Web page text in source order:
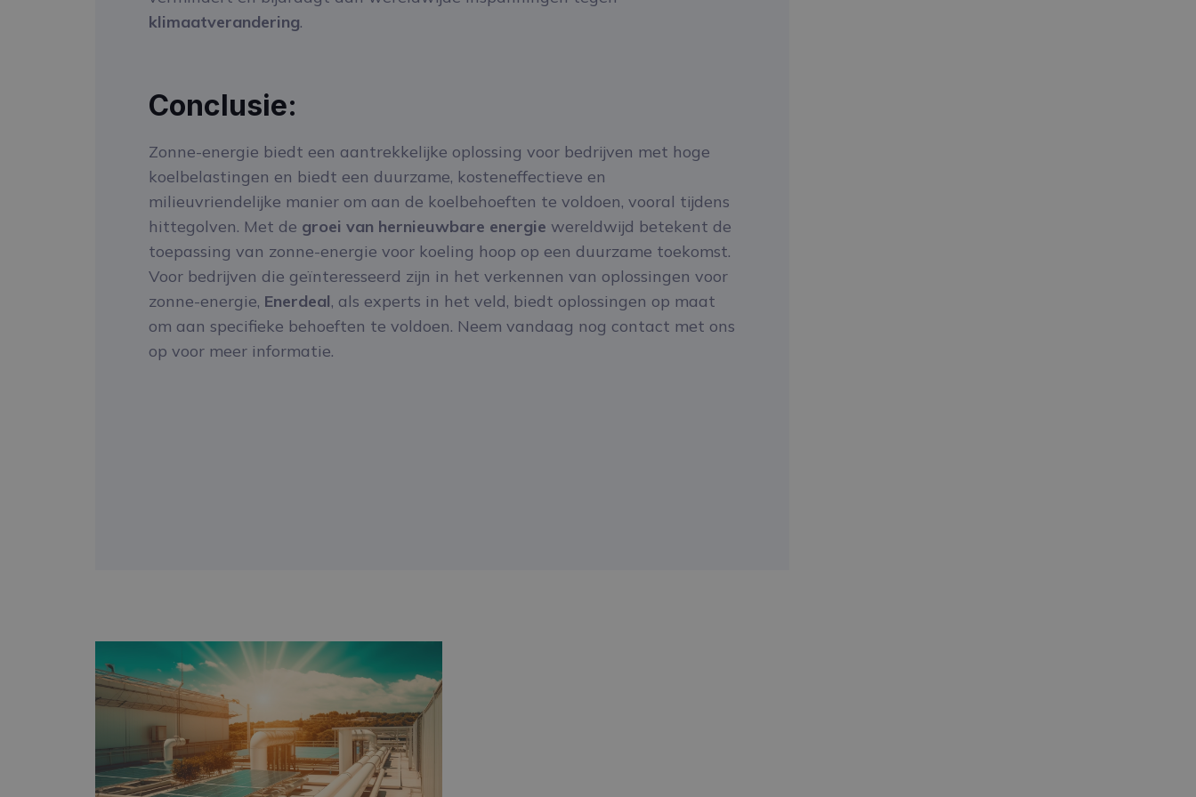
klimaatverandering.
Conclusie:
Zonne-energie biedt een aantrekkelijke oplossing voor bedrijven met hoge
koelbelastingen en biedt een duurzame, kosteneffectieve en
milieuvriendelijke manier om aan de koelbehoeften te voldoen, vooral tijdens
hittegolven. Met de groei van hernieuwbare energie wereldwijd betekent de
toepassing van zonne-energie voor koeling hoop op een duurzame toekomst.
Voor bedrijven die geïnteresseerd zijn in het verkennen van oplossingen voor
zonne-energie, Enerdeal, als experts in het veld, biedt oplossingen op maat
om aan specifieke behoeften te voldoen. Neem vandaag nog contact met ons
op voor meer informatie.